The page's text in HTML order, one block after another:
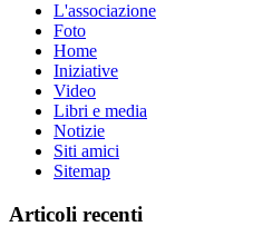
L'associazione
Foto
Home
Iniziative
Video
Libri e media
Notizie
Siti amici
Sitemap
Articoli recenti